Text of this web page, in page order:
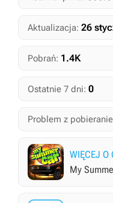
Aktualizacja: 26
Pobrań: 1.4K
Ostatnie 7 dni: 0
Problem z
WIĘCEJ O
My